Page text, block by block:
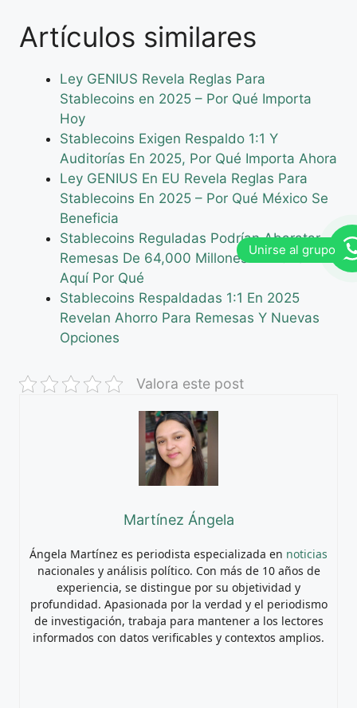
Artículos similares
Ley GENIUS Revela Reglas Para
Stablecoins en 2025 – Por Qué Importa
Hoy
Stablecoins Exigen Respaldo 1:1 Y
Auditorías En 2025, Por Qué Importa Ahora
Ley GENIUS En EU Revela Reglas Para
Stablecoins En 2025 – Por Qué México Se
Beneficia
Stablecoins Reguladas Podrían Abaratar
Remesas De 64,000 Millones En 2025 –
Aquí Por Qué
Stablecoins Respaldadas 1:1 En 2025
Revelan Ahorro Para Remesas Y Nuevas
Opciones
Valora este post
Martínez Ángela
Ángela Martínez es periodista especializada en noticias
nacionales y análisis político. Con más de 10 años de
experiencia, se distingue por su objetividad y
profundidad. Apasionada por la verdad y el periodismo
de investigación, trabaja para mantener a los lectores
informados con datos verificables y contextos amplios.